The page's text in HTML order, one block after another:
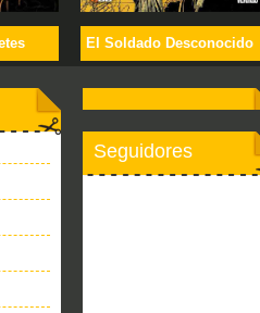
El Soldado Desconocido
Seguidores